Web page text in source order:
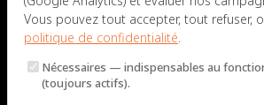
NOUS CONTACTER
Lun – Jeu : 9h – 12h / 14h
Vous pouvez tout accepter, tout refuser,
politique de confidentialité.
Nécessaires — indispensables au
(toujours actifs).